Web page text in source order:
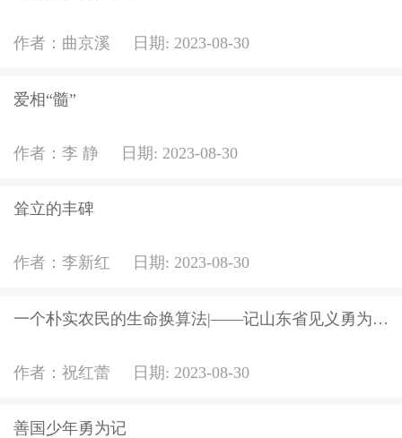
作者： 曲京溪 日期: 2023-08-30
爱相“髓”
作者： 李 静 日期: 2023-08-30
耸立的丰碑
作者： 李新红 日期: 2023-08-30
一个朴实农民的生命换算法|——记山东省见义勇为模范马明新
作者： 祝红蕾 日期: 2023-08-30
善国少年勇为记